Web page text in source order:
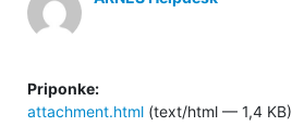
Priponke:
attachment.html (text/html — 1,4 KB)